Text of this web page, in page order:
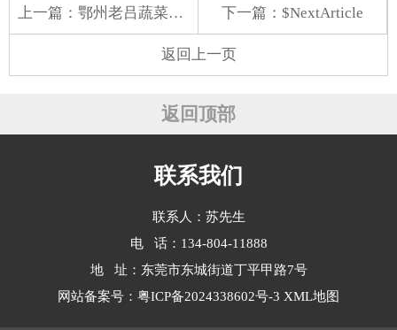
上一篇： 鄂州老吕蔬菜配送中心电话 下一篇：$NextArticle
返回上一页
返回顶部
联系我们
联系人：苏先生
电 话：134-804-11888
地 址：东莞市东城街道丁平甲路7号
网站备案号： 粤ICP备2024338602号-3 XML地图